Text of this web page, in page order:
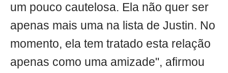
um pouco cautelosa. Ela não quer ser
apenas mais uma na lista de Justin. No
momento, ela tem tratado esta relação
apenas como uma amizade", afirmou